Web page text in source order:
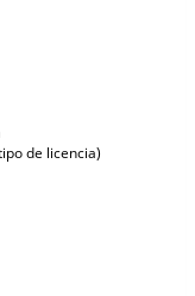
de licencia)